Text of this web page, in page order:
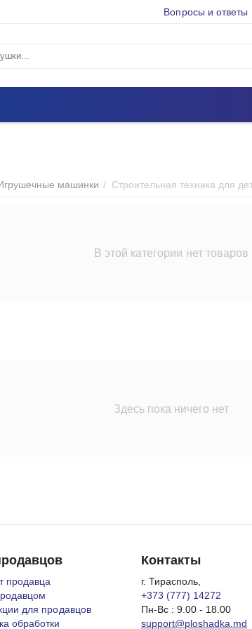
Вопросы и ответы
машинки / Строительная техника для
В этой категории нет товаров
Здесь пока ничего нет
продавца
для продавцов
обработки
Контакты
г. Тирасполь,
+373 (777) 14272
Пн-Вс : 9.00 - 18.00
support@ploshadka.md